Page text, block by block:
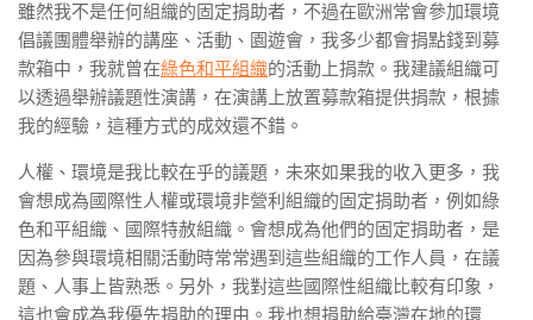
雖然我不是任何組織的固定捐助者，不過在歐洲常會參加環境
倡議團體舉辦的講座、活動、園遊會，我多少都會捐點錢到募
款箱中，我就曾在綠色和平組織的活動上捐款。我建議組織可
以透過舉辦議題性演講，在演講上放置募款箱提供捐款，根據
我的經驗，這種方式的成效還不錯。
人權、環境是我比較在乎的議題，未來如果我的收入更多，我
會想成為國際性人權或環境非營利組織的固定捐助者，例如綠
色和平組織、國際特赦組織。會想成為他們的固定捐助者，是
因為參與環境相關活動時常常遇到這些組織的工作人員，在議
題、人事上皆熟悉。另外，我對這些國際性組織比較有印象，
這也會成為我優先捐助的理由。我也想捐助給臺灣在地的環